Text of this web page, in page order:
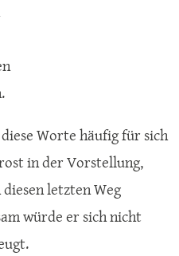
Worte häufig für sich
in der Vorstellung,
letzten Weg
würde er sich nicht